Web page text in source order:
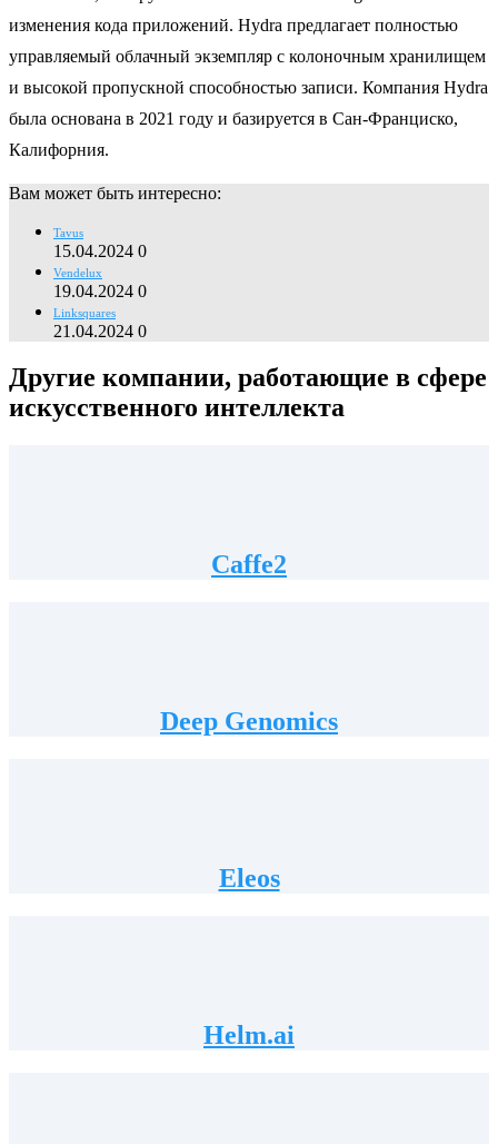
изменения кода приложений. Hydra предлагает полностью
управляемый облачный экземпляр с колоночным хранилищем
и высокой пропускной способностью записи. Компания Hydra
была основана в 2021 году и базируется в Сан-Франциско,
Калифорния.
Вам может быть интересно:
Tavus
15.04.2024 0
Vendelux
19.04.2024 0
Linksquares
21.04.2024 0
Другие компании, работающие в сфере
искусственного интеллекта
Caffe2
Deep Genomics
Eleos
Helm.ai